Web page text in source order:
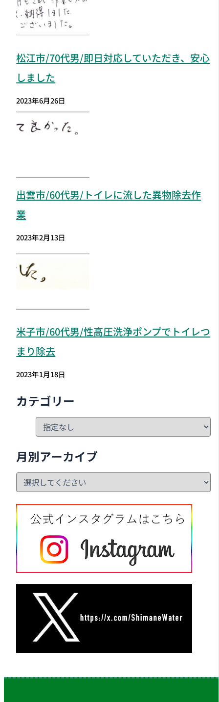
松江市/70代男/即日対応していただき、安心
しました
2023年6月26日
出雲市/60代男/トイレに流した異物除去作
業
2023年2月13日
米子市/60代男/性高圧洗浄ポンプでトイレつ
まり除去
2023年1月18日
カテゴリー
月別アーカイブ